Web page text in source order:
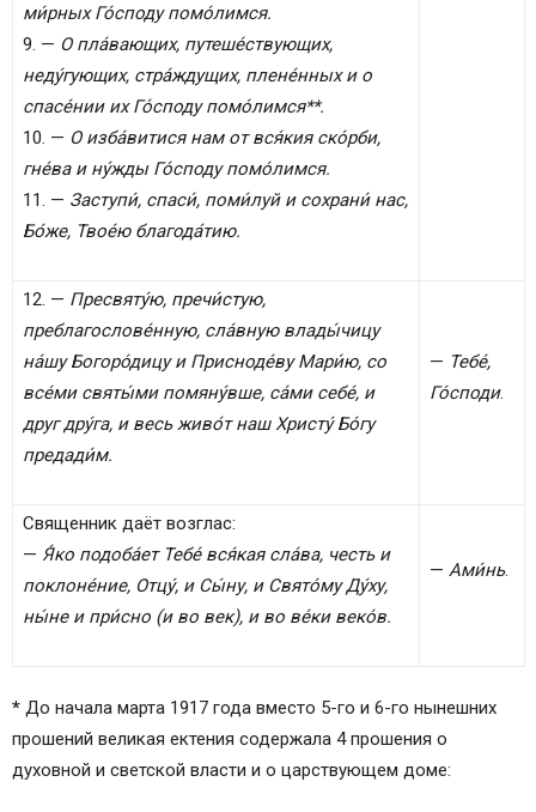
ми́рных Го́споду помо́лимся.
9. — О пла́вающих, путеше́ствующих,
неду́гующих, стра́ждущих, плене́нных и о
спасе́нии их Го́споду помо́лимся**.
10. — О изба́витися нам от вся́кия ско́рби,
гне́ва и ну́жды Го́споду помо́лимся.
11. — Заступи́, спаси́, поми́луй и сохрани́ нас,
Бо́же, Твое́ю благода́тию.
12. — Пресвяту́ю, пречи́стую,
преблагослове́нную, сла́вную влады́чицу
на́шу Богоро́дицу и Присноде́ву Мари́ю, со
все́ми святы́ми помяну́вше, са́ми себе́, и
друг дру́га, и весь живо́т наш Христу́ Бо́гу
предади́м.
— Тебе́,
Го́споди.
Священник даёт возглас:
— Я́ко подоба́ет Тебе́ вся́кая сла́ва, честь и
поклоне́ние, Отцу́, и Сы́ну, и Свято́му Ду́ху,
ны́не и при́сно (и во век), и во ве́ки веко́в.
— Ами́нь.
* До начала марта 1917 года вместо 5-го и 6-го нынешних
прошений великая ектения содержала 4 прошения о
духовной и светской власти и о царствующем доме: